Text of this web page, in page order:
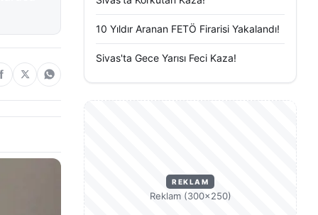
10 Yıldır Aranan FETÖ Firarisi Yakalandı!
Sivas'ta Gece Yarısı Feci Kaza!
REKLAM
Reklam (300×250)